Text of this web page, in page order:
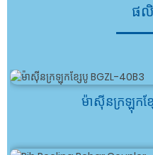
ផ
ម៉ាស៊ីនក្រឡុកខ្